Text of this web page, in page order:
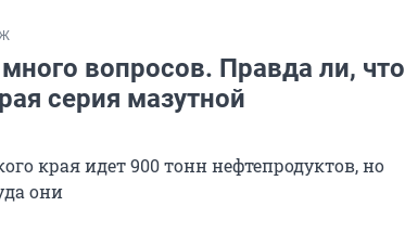
вопросов. Правда ли, что
серия мазутной
края идет 900 тонн нефтепродуктов, но
они